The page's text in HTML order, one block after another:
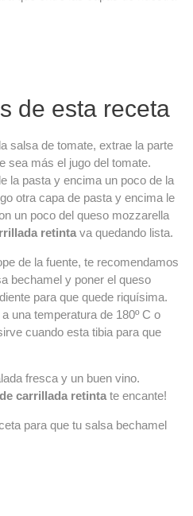
de esta receta
salsa de tomate, extrae la parte
sea más el jugo del tomate.
la pasta y encima un poco de la
otra capa de pasta y encima le
un poco del queso mozzarella
retinta va quedando lista.
de la fuente, te recomendamos
bechamel y poner el queso
para que quede riquísima.
una temperatura de 180º C o
cuando esta tibia para que
fresca y un buen vino.
carrillada retinta te encante!
para que tu salsa bechamel